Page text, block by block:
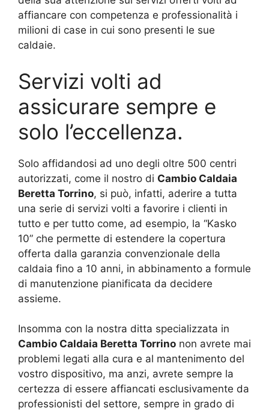
affiancare con competenza e professionalità i
milioni di case in cui sono presenti le sue
caldaie.
Servizi volti ad
assicurare sempre e
solo l’eccellenza.
Solo affidandosi ad uno degli oltre 500 centri
autorizzati, come il nostro di Cambio Caldaia
Beretta Torrino, si può, infatti, aderire a tutta
una serie di servizi volti a favorire i clienti in
tutto e per tutto come, ad esempio, la “Kasko
10” che permette di estendere la copertura
offerta dalla garanzia convenzionale della
caldaia fino a 10 anni, in abbinamento a formule
di manutenzione pianificata da decidere
assieme.
Insomma con la nostra ditta specializzata in
Cambio Caldaia Beretta Torrino non avrete mai
problemi legati alla cura e al mantenimento del
vostro dispositivo, ma anzi, avrete sempre la
certezza di essere affiancati esclusivamente da
professionisti del settore, sempre in grado di